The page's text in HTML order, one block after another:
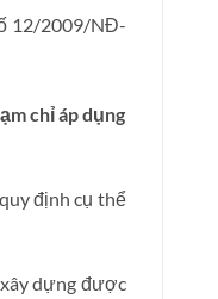
12/2009/NĐ-
chỉ áp dụng
định cụ thể
dựng được